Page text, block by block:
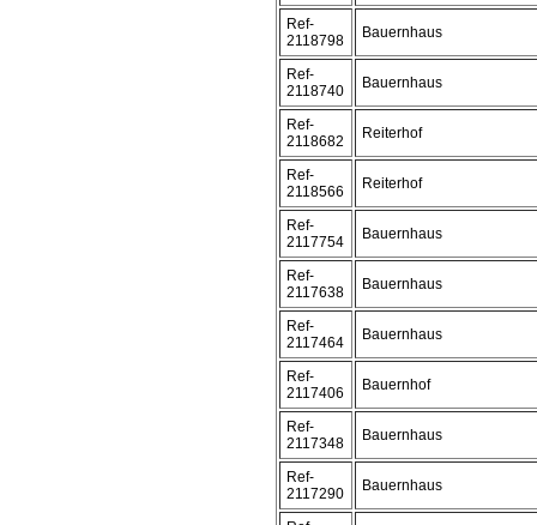
Ref-
2118798
Bauernhaus
Ref-
2118740
Bauernhaus
Ref-
2118682
Reiterhof
Ref-
2118566
Reiterhof
Ref-
2117754
Bauernhaus
Ref-
2117638
Bauernhaus
Ref-
2117464
Bauernhaus
Ref-
2117406
Bauernhof
Ref-
2117348
Bauernhaus
Ref-
2117290
Bauernhaus